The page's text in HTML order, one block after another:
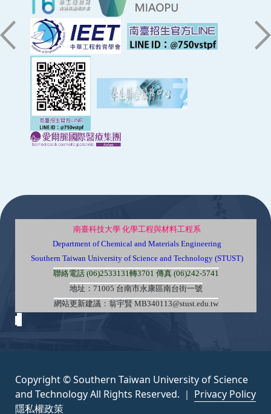
南臺科技大學 化學工程與材料工程系
Department of Chemical and Materials Engineering
Southern Taiwan University of Science and Technology (STUST)
聯絡電話 (06)2533131轉3701 傳真 (06)242-5741
地址：71005 台南市永康區南台街一號
網站更新建議：翁宇賢 MB340113@stust.edu.tw
Copyright © Southern Taiwan University of Science
and Technology All Rights Reserved. ｜ Privacy Policy
隱私權政策